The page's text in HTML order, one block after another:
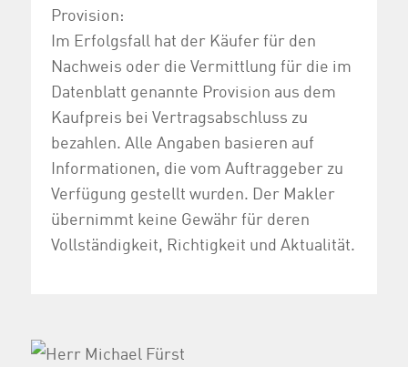
Provision:
Im Erfolgsfall hat der Käufer für den
Nachweis oder die Vermittlung für die im
Datenblatt genannte Provision aus dem
Kaufpreis bei Vertragsabschluss zu
bezahlen. Alle Angaben basieren auf
Informationen, die vom Auftraggeber zu
Verfügung gestellt wurden. Der Makler
übernimmt keine Gewähr für deren
Vollständigkeit, Richtigkeit und Aktualität.